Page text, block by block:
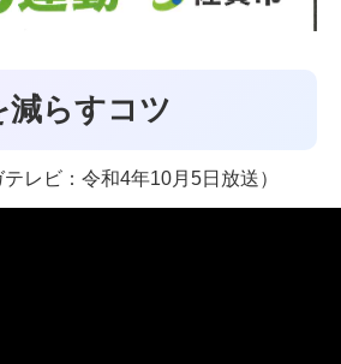
減らすコツ
レビ：令和4年10月5日放送）